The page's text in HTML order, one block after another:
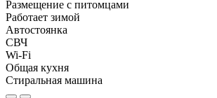
Размещение с питомцами
Работает зимой
Автостоянка
СВЧ
Wi-Fi
Общая кухня
Стиральная машина